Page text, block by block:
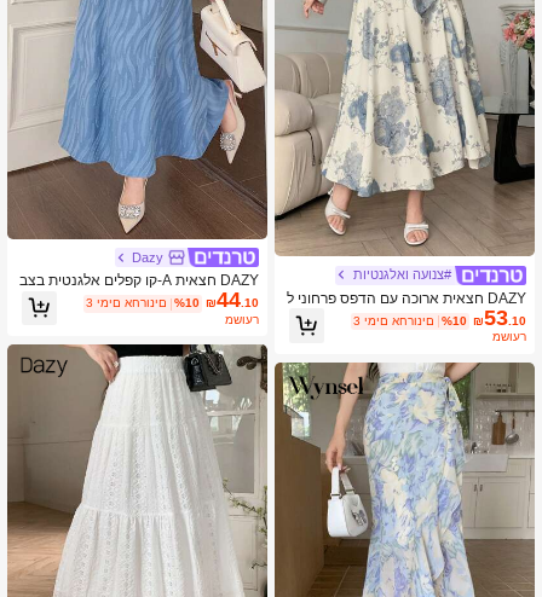
#צנועה ואלגנטיות
DAZY חצאית ארוכה עם הדפס פרחוני ל
נשים, אלגנטית לאביב וקיץ, אופנה צנועה
₪53.10
%10
3 ימים אחרונים
משוער
Dazy
DAZY חצאית A-קו קפלים אלגנטית בצב
ע אחיד לנשים
₪44.10
%10
3 ימים אחרונים
משוער